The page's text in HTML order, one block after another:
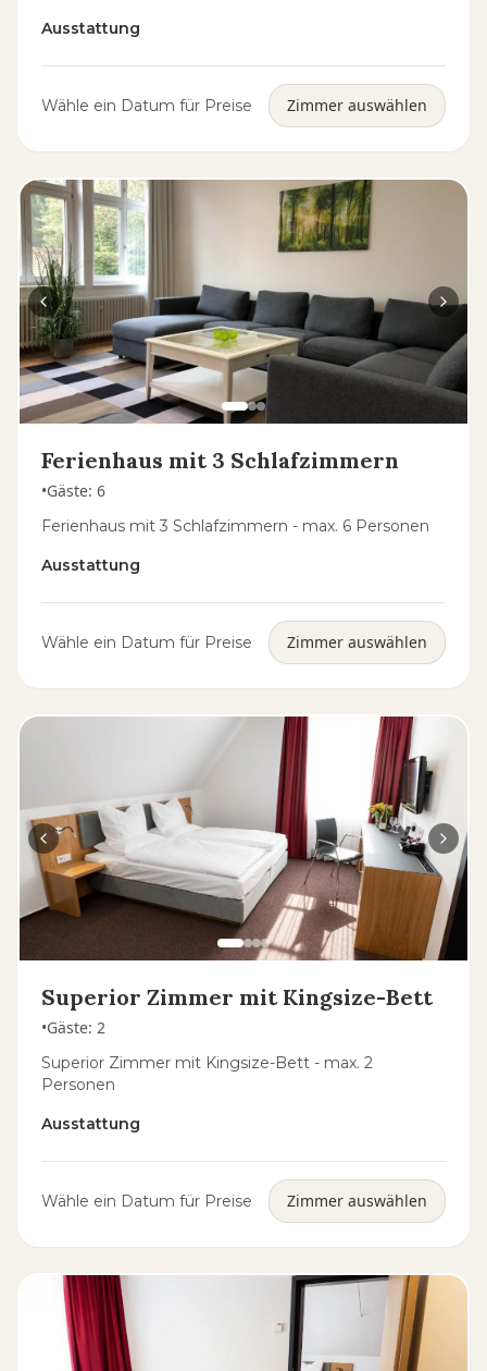
Ausstattung
Wähle ein Datum für Preise Zimmer auswählen
Ferienhaus mit 3 Schlafzimmern
•Gäste: 6
Ferienhaus mit 3 Schlafzimmern - max. 6 Personen
Ausstattung
Wähle ein Datum für Preise Zimmer auswählen
Superior Zimmer mit Kingsize-Bett
•Gäste: 2
Superior Zimmer mit Kingsize-Bett - max. 2
Personen
Ausstattung
Wähle ein Datum für Preise Zimmer auswählen